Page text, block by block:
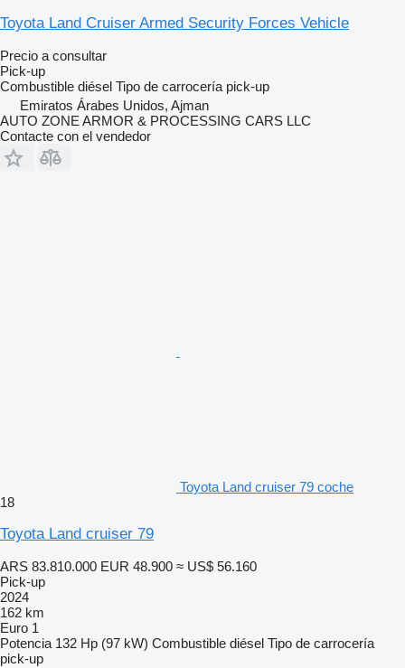
Toyota Land Cruiser Armed Security Forces Vehicle
Precio a consultar
Pick-up
Combustible diésel Tipo de carrocería pick-up
Emiratos Árabes Unidos, Ajman
AUTO ZONE ARMOR & PROCESSING CARS LLC
Contacte con el vendedor
Toyota Land cruiser 79 coche
18
Toyota Land cruiser 79
ARS 83.810.000 EUR 48.900 ≈ US$ 56.160
Pick-up
2024
162 km
Euro 1
Potencia 132 Hp (97 kW) Combustible diésel Tipo de carrocería
pick-up